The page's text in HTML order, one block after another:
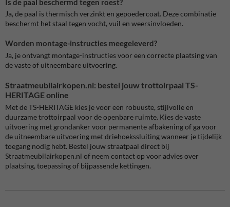
Ja, de paal is thermisch verzinkt en gepoedercoat. Deze combinatie
beschermt het staal tegen vocht, vuil en weersinvloeden.
Worden montage-instructies meegeleverd?
Ja, je ontvangt montage-instructies voor een correcte plaatsing van
de vaste of uitneembare uitvoering.
Straatmeubilairkopen.nl: bestel jouw trottoirpaal TS-
HERITAGE online
Met de TS-HERITAGE kies je voor een robuuste, stijlvolle en
duurzame trottoirpaal voor de openbare ruimte. Kies de vaste
uitvoering met grondanker voor permanente afbakening of ga voor
de uitneembare uitvoering met driehoekssluiting wanneer je tijdelijk
toegang nodig hebt. Bestel jouw straatpaal direct bij
Straatmeubilairkopen.nl of neem contact op voor advies over
plaatsing, toepassing of bijpassende kettingen.